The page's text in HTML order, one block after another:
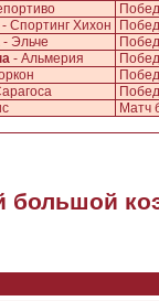
- Спортинг Хихон
- Эльче
- Альмерия
Матч
большой